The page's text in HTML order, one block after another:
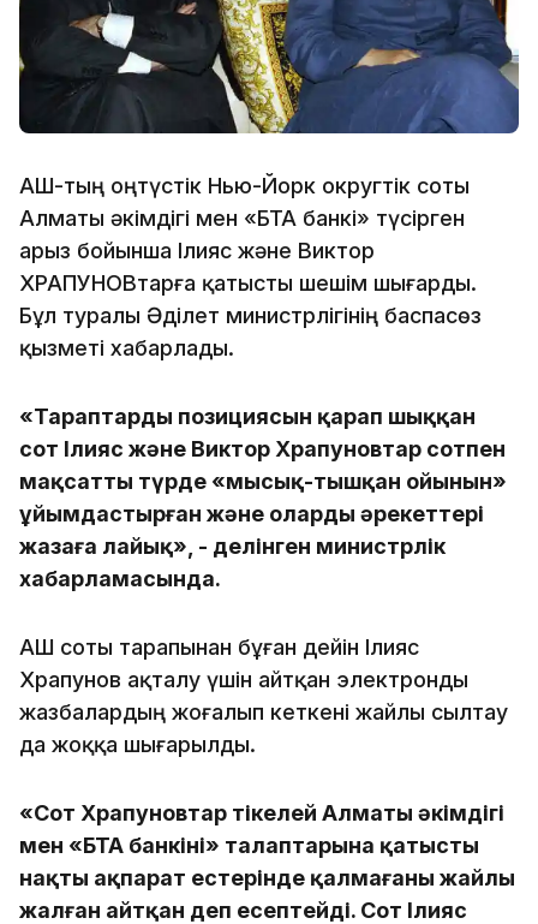
АҚШ-тың оңтүстік Нью-Йорк округтік соты
Алматы әкімдігі мен «БТА банкі» түсірген
арыз бойынша Ілияс және Виктор
ХРАПУНОВтарға қатысты шешім шығарды.
Бұл туралы Әділет министрлігінің баспасөз
қызметі хабарлады.
«Тараптардың позициясын қарап шыққан
сот Ілияс және Виктор Храпуновтар сотпен
мақсатты түрде «мысық-тышқан ойынын»
ұйымдастырған және олардың әрекеттері
жазаға лайық», - делінген министрлік
хабарламасында.
АҚШ соты тарапынан бұған дейін Ілияс
Храпунов ақталу үшін айтқан электронды
жазбалардың жоғалып кеткені жайлы сылтау
да жоққа шығарылды.
«Сот Храпуновтар тікелей Алматы әкімдігі
мен «БТА банкінің» талаптарына қатысты
нақты ақпарат естерінде қалмағаны жайлы
жалған айтқан деп есептейді. Сот Ілияс